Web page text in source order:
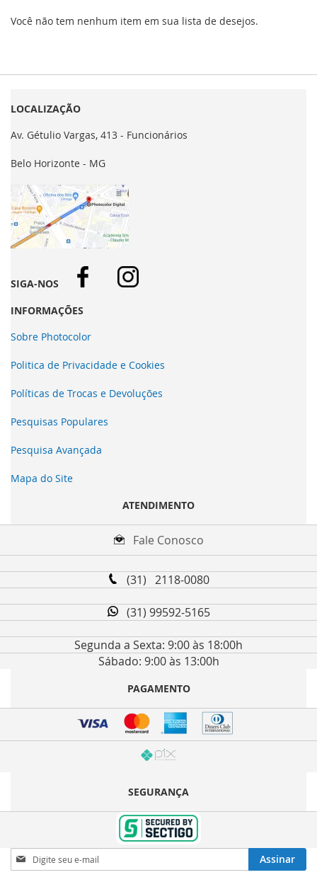
Você não tem nenhum item em sua lista de desejos.
LOCALIZAÇÃO
Av. Gétulio Vargas, 413 - Funcionários
Belo Horizonte - MG
SIGA-NOS
INFORMAÇÕES
Sobre Photocolor
Politica de Privacidade e Cookies
Políticas de Trocas e Devoluções
Pesquisas Populares
Pesquisa Avançada
Mapa do Site
ATENDIMENTO
Fale Conosco
(31) 2118-0080
(31) 99592-5165
Segunda a Sexta: 9:00 às 18:00h
Sábado: 9:00 às 13:00h
PAGAMENTO
SEGURANÇA
Inscreva-
se
Assinar